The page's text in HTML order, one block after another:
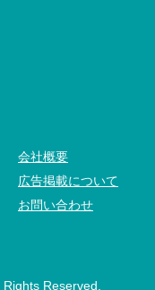
会社概要
広告掲載について
お問い合わせ
Reserved.